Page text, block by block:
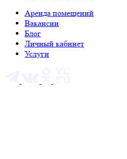
Аренда помещений
Вакансии
Блог
Личный кабинет
Услуги